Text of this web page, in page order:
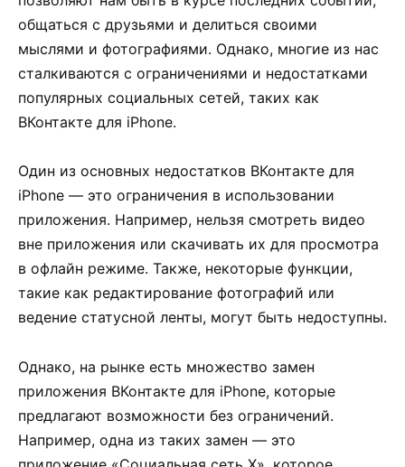
общаться с друзьями и делиться своими
мыслями и фотографиями. Однако, многие из нас
сталкиваются с ограничениями и недостатками
популярных социальных сетей, таких как
ВКонтакте для iPhone.
Один из основных недостатков ВКонтакте для
iPhone — это ограничения в использовании
приложения. Например, нельзя смотреть видео
вне приложения или скачивать их для просмотра
в офлайн режиме. Также, некоторые функции,
такие как редактирование фотографий или
ведение статусной ленты, могут быть недоступны.
Однако, на рынке есть множество замен
приложения ВКонтакте для iPhone, которые
предлагают возможности без ограничений.
Например, одна из таких замен — это